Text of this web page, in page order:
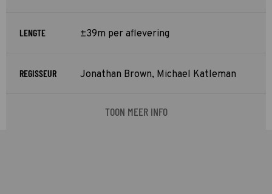
LENGTE ±39m per aflevering
REGISSEUR Jonathan Brown, Michael Katleman
TOON MEER INFO